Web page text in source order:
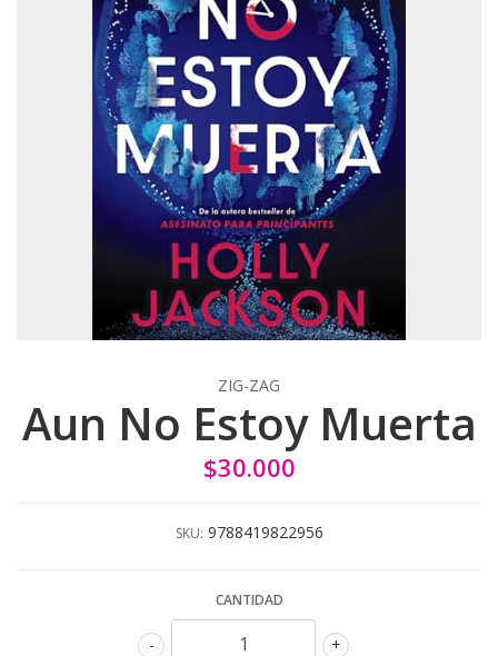
ZIG-ZAG
Aun No Estoy Muerta
$30.000
SKU: 9788419822956
CANTIDAD
+
-